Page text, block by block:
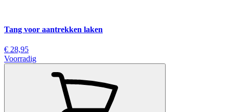
Tang voor aantrekken laken
€ 28,95
Voorradig